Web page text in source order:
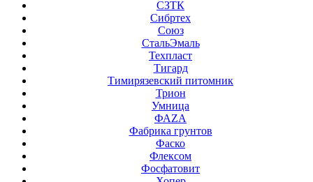
СЗТК
Сибртех
Союз
СтальЭмаль
Техпласт
Тигард
Тимирязевский питомник
Трион
Умница
ФАZА
Фабрика грунтов
Фаско
Флексом
Фосфатовит